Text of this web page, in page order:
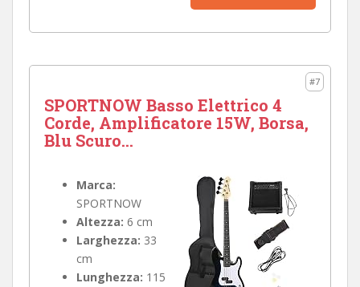
#7
SPORTNOW Basso Elettrico 4
Corde, Amplificatore 15W, Borsa,
Blu Scuro...
Marca:
SPORTNOW
Altezza: 6 cm
Larghezza: 33
cm
Lunghezza: 115